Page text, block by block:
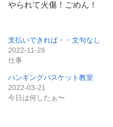
やられて火傷！ごめん！
支払いできれば・・文句なし
2022-11-28
仕事
ハンギングバスケット教室
2022-03-21
今日は何したぁ〜